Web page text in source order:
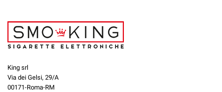
King srl
Via dei Gelsi, 29/A
00171-Roma-RM